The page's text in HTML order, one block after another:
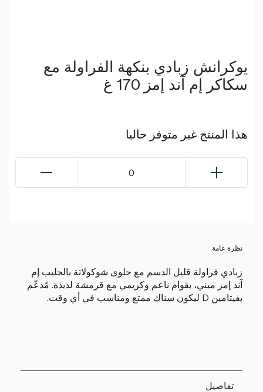
يوكرانش زبادي بنكهة الفراولة مع
سكاكر إم آند إمز 170 غ
هذا المنتج غير متوفر حاليا
0
نظرة عامة
زبادي فراولة قليل الدسم مع حلوى شوكولاتة بالحليب إم
آند إمز ميني، بقوام ناعم وكريمي مع قرمشة لذيذة. مُدعّم
بفيتامين D ليكون سناك ممتع ومناسب في أي وقت.
تفاصيل